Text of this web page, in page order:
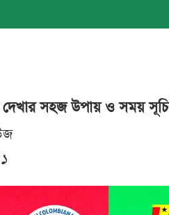
দেখার সহজ উপায় ও সময় সূচি